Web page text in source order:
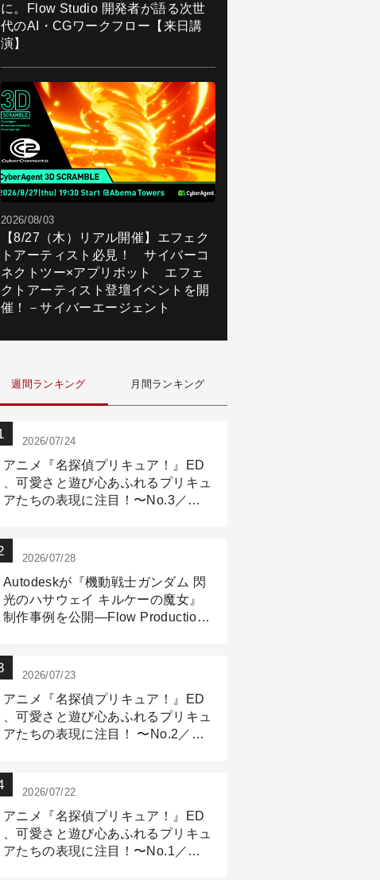
に。Flow Studio 開発者が語る次世
代のAI・CGワークフロー【来日講
演】
2026/08/03
【8/27（木）リアル開催】エフェク
トアーティスト必見！ サイバーコ
ネクトツー×アプリボット エフェ
クトアーティスト登壇イベントを開
催！－サイバーエージェント
週間ランキング 月間ランキング
2026/07/24
アニメ『名探偵プリキュア！』ED
、可愛さと遊び心あふれるプリキュ
アたちの表現に注目！〜No.3／ア
2026/07/28
Autodeskが『機動戦士ガンダム 閃
光のハサウェイ キルケーの魔女』
制作事例を公開―Flow Production
2026/07/23
アニメ『名探偵プリキュア！』ED
、可愛さと遊び心あふれるプリキュ
アたちの表現に注目！ 〜No.2／モ
2026/07/22
アニメ『名探偵プリキュア！』ED
、可愛さと遊び心あふれるプリキュ
アたちの表現に注目！〜No.1／演